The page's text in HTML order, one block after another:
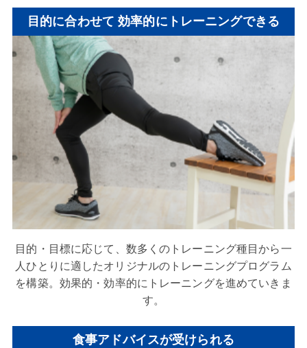
目的に合わせて 効率的にトレーニングできる
目的・目標に応じて、数多くのトレーニング種目から一
人ひとりに適したオリジナルのトレーニングプログラム
を構築。効果的・効率的にトレーニングを進めていきま
す。
食事アドバイスが受けられる